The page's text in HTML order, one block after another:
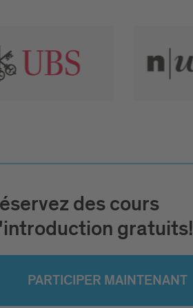
des cours
gratuits!
PARTICIPER MAINTENANT